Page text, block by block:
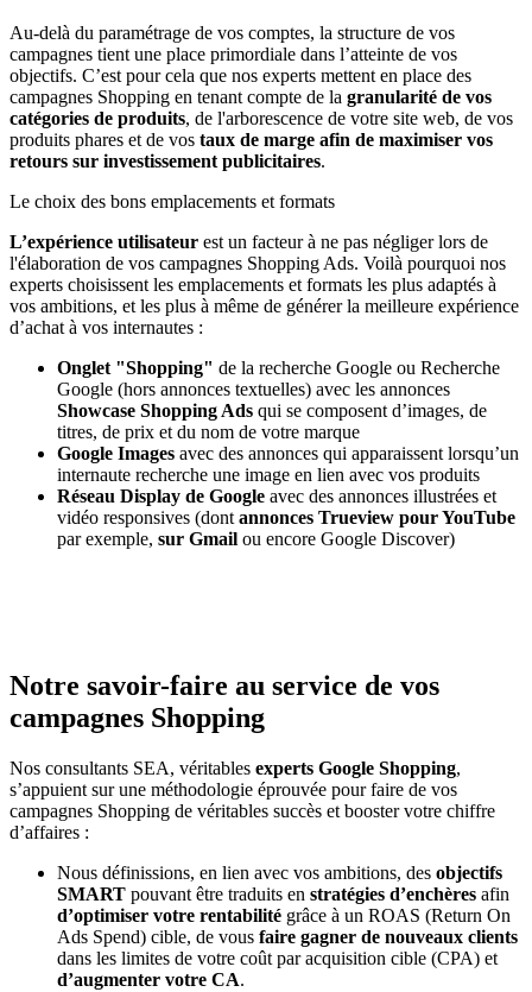
Au-delà du paramétrage de vos comptes, la structure de vos
campagnes tient une place primordiale dans l’atteinte de vos
objectifs. C’est pour cela que nos experts mettent en place des
campagnes Shopping en tenant compte de la granularité de vos
catégories de produits, de l'arborescence de votre site web, de vos
produits phares et de vos taux de marge afin de maximiser vos
retours sur investissement publicitaires.
Le choix des bons emplacements et formats
L’expérience utilisateur est un facteur à ne pas négliger lors de
l'élaboration de vos campagnes Shopping Ads. Voilà pourquoi nos
experts choisissent les emplacements et formats les plus adaptés à
vos ambitions, et les plus à même de générer la meilleure expérience
d’achat à vos internautes :
Onglet "Shopping" de la recherche Google ou Recherche
Google (hors annonces textuelles) avec les annonces
Showcase Shopping Ads qui se composent d’images, de
titres, de prix et du nom de votre marque
Google Images avec des annonces qui apparaissent lorsqu’un
internaute recherche une image en lien avec vos produits
Réseau Display de Google avec des annonces illustrées et
vidéo responsives (dont annonces Trueview pour YouTube
par exemple, sur Gmail ou encore Google Discover)
Notre savoir-faire au service de vos
campagnes Shopping
Nos consultants SEA, véritables experts Google Shopping,
s’appuient sur une méthodologie éprouvée pour faire de vos
campagnes Shopping de véritables succès et booster votre chiffre
d’affaires :
Nous définissions, en lien avec vos ambitions, des objectifs
SMART pouvant être traduits en stratégies d’enchères afin
d’optimiser votre rentabilité grâce à un ROAS (Return On
Ads Spend) cible, de vous faire gagner de nouveaux clients
dans les limites de votre coût par acquisition cible (CPA) et
d’augmenter votre CA.